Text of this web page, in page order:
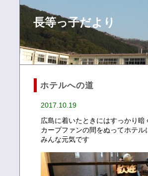
長等っ子だより
ホテルへの道
2017.10.19
広島に着いたときにはすっかり暗
カープファンの間をぬってホテル
みんな元気です